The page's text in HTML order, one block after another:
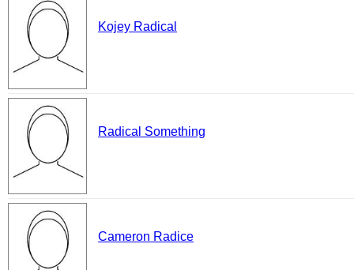
Kojey Radical
Radical Something
Cameron Radice